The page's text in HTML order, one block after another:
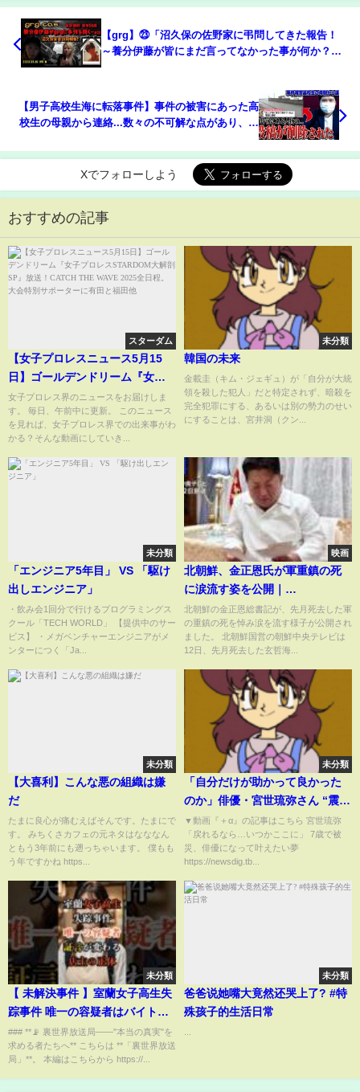
【grg】㉓「沼久保の佐野家に弔問してきた報告！
～養分伊藤が皆にまだ言ってなかった事が何か？を
【男子高校生海に転落事件】事件の被害にあった高
校生の母親から連絡...数々の不可解な点があり、事
Xでフォローしよう
おすすめの記事
スターダム
【女子プロレスニュース5月15
日】ゴールデンドリーム『女子
プロレスSTARDOM大解剖SP』
放送！CATCH THE WAVE 2025
全日程。大会特別サポーターに
女子プロレス界のニュースをお届けしま
す。 毎日、午前中に更新。 このニュース
を見れば、女子プロレス界での出来事がわ
かる？そんな動画にしていき...
未分類
韓国の未来
金載圭（キム・ジェギュ）が「自分が大統
領を殺した犯人」だと特定されず、暗殺を
完全犯罪にする、あるいは別の勢力のせい
にすることは、宮井洞（クン...
未分類
「エンジニア5年目」 VS 「駆け
出しエンジニア」
・飲み会1回分で行けるプログラミングス
クール「TECH WORLD」 【提供中のサー
ビス】 ・メガベンチャーエンジニアがメ
ンターにつく「Ja...
映画
北朝鮮、金正恩氏が軍重鎮の死
に涙流す姿を公開｜
TBS NEWS DIG
北朝鮮の金正恩総書記が、先月死去した軍
の重鎮の死を悼み涙を流す様子が公開され
ました。 北朝鮮国営の朝鮮中央テレビは
12日、先月死去した玄哲海...
未分類
【大喜利】こんな悪の組織は嫌
だ
たまに良心が痛むえばそんです。たまにで
す。 みちくさカフェの元ネタはなななん
ともう3年前にも遡っちゃいます。 僕もも
う年ですかね https...
未分類
「自分だけが助かって良かった
のか」俳優・宮世琉弥さん “震災
当時の地元”12年ぶりにたど
る…“自分のいのち、なぜ守られ
たか”【つなぐ、つながる】｜
▼動画『＋α』の記事はこちら 宮世琉弥
「戻れるなら…いつかここに」 7歳で被
災、俳優になって叶えたい夢
https://newsdig.tb...
未分類
【 未解決事件 】室蘭女子高生失
踪事件 唯一の容疑者はバイト先
オーナー【 都市伝説 室蘭 失踪事
件 】
### **📡 裏世界放送局——"本当の真実"を
求める者たちへ** こちらは **「裏世界放送
局」**。 本編はこちらから https://...
未分類
爸爸说她嘴大竟然还哭上了? #特
殊孩子的生活日常